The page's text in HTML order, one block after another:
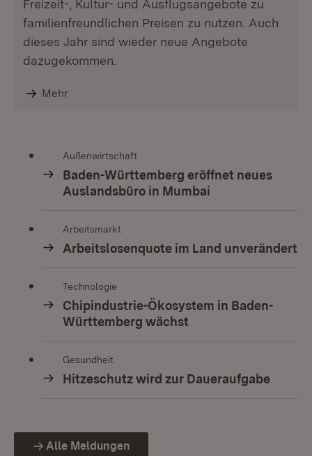
Freizeit-, Kultur- und Ausflugsangebote zu
familienfreundlichen Preisen zu nutzen. Auch
dieses Jahr sind wieder neue Angebote
dazugekommen.
Mehr
Außenwirtschaft
Baden-Württemberg eröffnet neues
Auslandsbüro in Mumbai
Arbeitsmarkt
Arbeitslosenquote im Land unverändert
Technologie
Chipindustrie-Ökosystem in Baden-
Württemberg wächst
Gesundheit
Hitzeschutz wird zur Daueraufgabe
Alle Meldungen